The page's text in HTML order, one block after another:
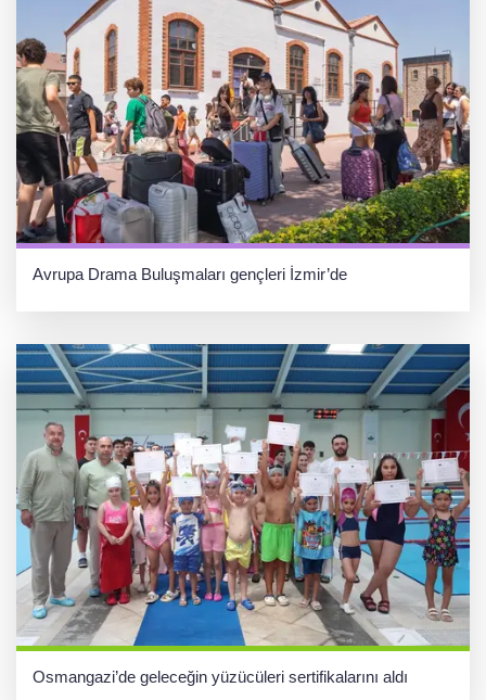
Avrupa Drama Buluşmaları gençleri İzmir’de
Osmangazi’de geleceğin yüzücüleri sertifikalarını aldı